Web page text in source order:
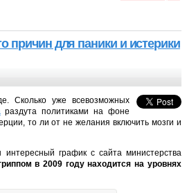
причин для паники и истерики
Сколько уже всевозможных
раздута политиками на фоне
то ли от не желания включить мозги и
график с сайта министерства
в 2009 году находится на уровнях